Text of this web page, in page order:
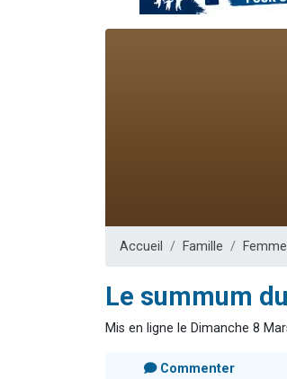
Accueil Famille
Le summum
Mis en ligne le Dimanche 8
Commenter